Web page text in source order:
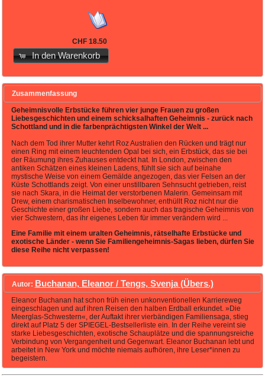
CHF 18.50
In den Warenkorb
Zusammenfassung
Geheimnisvolle Erbstücke führen vier junge Frauen zu großen
Liebesgeschichten und einem schicksalhaften Geheimnis - zurück nach
Schottland und in die farbenprächtigsten Winkel der Welt ...
Nach dem Tod ihrer Mutter kehrt Roz Australien den Rücken und trägt nur
einen Ring mit einem leuchtenden Opal bei sich, ein Erbstück, das sie bei
der Räumung ihres Zuhauses entdeckt hat. In London, zwischen den
antiken Schätzen eines kleinen Ladens, fühlt sie sich auf beinahe
mystische Weise von einem Gemälde angezogen, das vier Felsen an der
Küste Schottlands zeigt. Von einer unstillbaren Sehnsucht getrieben, reist
sie nach Skara, in die Heimat der verstorbenen Malerin. Gemeinsam mit
Drew, einem charismatischen Inselbewohner, enthüllt Roz nicht nur die
Geschichte einer großen Liebe, sondern auch das tragische Geheimnis von
vier Schwestern, das ihr eigenes Leben für immer verändern wird ...
Eine Familie mit einem uralten Geheimnis, rätselhafte Erbstücke und
exotische Länder - wenn Sie Familiengeheimnis-Sagas lieben, dürfen Sie
diese Reihe nicht verpassen!
Autor: Buchanan, Eleanor / Tengs, Svenja (Übers.)
Eleanor Buchanan hat schon früh einen unkonventionellen Karriereweg
eingeschlagen und auf ihren Reisen den halben Erdball erkundet. »Die
Meerglas-Schwestern«, der Auftakt ihrer vierbändigen Familiensaga, stieg
direkt auf Platz 5 der SPIEGEL-Bestsellerliste ein. In der Reihe vereint sie
starke Liebesgeschichten, exotische Schauplätze und die spannungsreiche
Verbindung von Vergangenheit und Gegenwart. Eleanor Buchanan lebt und
arbeitet in New York und möchte niemals aufhören, ihre Leser*innen zu
begeistern.